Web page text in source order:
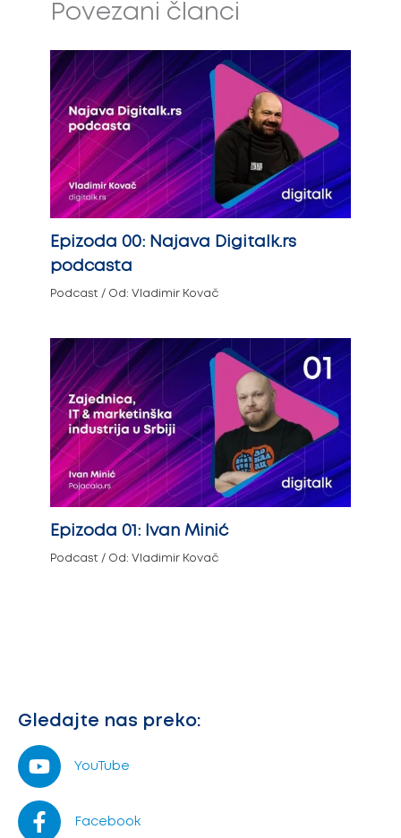
Povezani članci
Epizoda 00: Najava Digitalk.rs
podcasta
Podcast / Od: Vladimir Kovač
Epizoda 01: Ivan Minić
Podcast / Od: Vladimir Kovač
Gledajte nas preko:
YouTube
Facebook